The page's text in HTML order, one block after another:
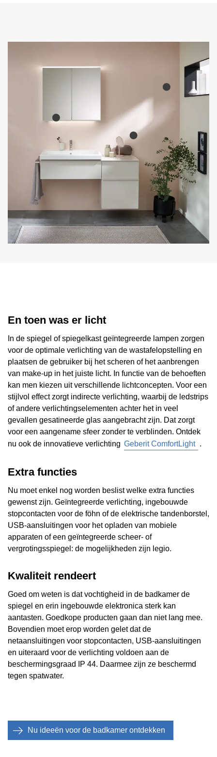
En toen was er licht
In de spiegel of spiegelkast geïntegreerde lampen zorgen
voor de optimale verlichting van de wastafelopstelling en
plaatsen de gebruiker bij het scheren of het aanbrengen
van make-up in het juiste licht. In functie van de behoeften
kan men kiezen uit verschillende lichtconcepten. Voor een
stijlvol effect zorgt indirecte verlichting, waarbij de ledstrips
of andere verlichtingselementen achter het in veel
gevallen gesatineerde glas aangebracht zijn. Dat zorgt
voor een aangename sfeer zonder te verblinden. Ontdek
nu ook de innovatieve verlichting Geberit ComfortLight .
Extra functies
Nu moet enkel nog worden beslist welke extra functies
gewenst zijn. Geïntegreerde verlichting, ingebouwde
stopcontacten voor de föhn of de elektrische tandenborstel,
USB-aansluitingen voor het opladen van mobiele
apparaten of een geïntegreerde scheer- of
vergrotingsspiegel: de mogelijkheden zijn legio.
Kwaliteit rendeert
Goed om weten is dat vochtigheid in de badkamer de
spiegel en erin ingebouwde elektronica sterk kan
aantasten. Goedkope producten gaan dan niet lang mee.
Bovendien moet erop worden gelet dat de
netaansluitingen voor stopcontacten, USB-aansluitingen
en uiteraard voor de verlichting voldoen aan de
beschermingsgraad IP 44. Daarmee zijn ze beschermd
tegen spatwater.
Nu ideeën voor de badkamer ontdekken